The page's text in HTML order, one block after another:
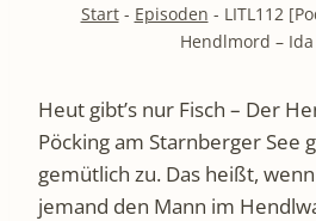
Start- Episoden - LITL112
Hendlmord –
Heut gibt’s nur Fisch – Der
Pöcking am Starnberger See
gemütlich zu. Das heißt,
jemand den Mann im